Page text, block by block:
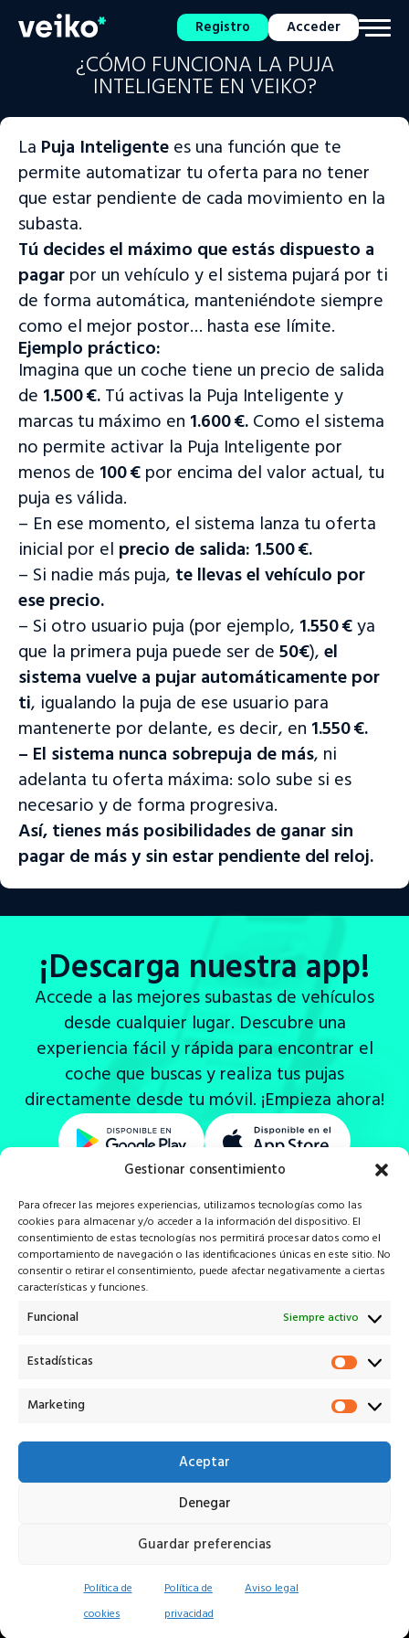
Gestionar consentimiento
Para ofrecer las mejores experiencias, utilizamos tecnologías como las
cookies para almacenar y/o acceder a la información del dispositivo. El
consentimiento de estas tecnologías nos permitirá procesar datos como el
comportamiento de navegación o las identificaciones únicas en este sitio. No
consentir o retirar el consentimiento, puede afectar negativamente a ciertas
características y funciones.
Funcional Siempre activo
Estadísticas
Marketing
Aceptar
Denegar
Guardar preferencias
Política de
cookies
Política de
privacidad
Aviso legal
Registro Acceder
¿CÓMO FUNCIONA LA PUJA
INTELIGENTE EN VEIKO?
La Puja Inteligentees una función que te
permite automatizar tu oferta para no tener
que estar pendiente de cada movimiento en la
subasta.
Tú decides el máximo que estás dispuesto a
pagarpor un vehículo y el sistema pujará por ti
de forma automática, manteniéndote siempre
como el mejor postor… hasta ese límite.
Ejemplo práctico:
Imagina que un coche tiene un precio de salida
de 1.500 €.Tú activas la Puja Inteligente y
marcas tu máximo en 1.600 €.Como el sistema
no permite activar la Puja Inteligente por
menos de 100 €por encima del valor actual, tu
puja es válida.
– En ese momento, el sistema lanza tu oferta
inicial por el precio de salida: 1.500 €.
– Si nadie más puja, te llevas el vehículo por
ese precio.
– Si otro usuario puja (por ejemplo, 1.550 €ya
que la primera puja puede ser de50€),el
sistema vuelve a pujar automáticamente por
ti, igualando la puja de ese usuario para
mantenerte por delante, es decir, en 1.550 €.
– El sistema nunca sobrepuja de más, ni
adelanta tu oferta máxima: solo sube si es
necesario y de forma progresiva.
Así, tienes más posibilidades de ganar sin
pagar de más y sin estar pendiente del reloj.
¡Descarga nuestra app!
Accede a las mejores subastas de vehículos
desde cualquier lugar. Descubre una
experiencia fácil y rápida para encontrar el
coche que buscas y realiza tus pujas
directamente desde tu móvil. ¡Empieza ahora!
Veiko* es la solución tecnológica que potencia a cada uno
de los actores en el proceso de remarketing V.O.
+34 614 245 649
Veiko Remarketing S.L. © 2026
¡Bienvenido a nuestro sitio web!
Accede a la plataforma de tasación y subasta o visita nuestro
sitio web para más información.
Acceder a la plataforma
Visitar sitio web
¿Aún no tienes nuestra aplicación?
¡Descárgala ahora!